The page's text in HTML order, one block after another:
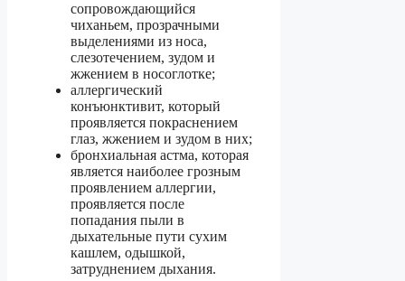
сопровождающийся
чиханьем, прозрачными
выделениями из носа,
слезотечением, зудом и
жжением в носоглотке;
аллергический
конъюнктивит, который
проявляется покраснением
глаз, жжением и зудом в них;
бронхиальная астма, которая
является наиболее грозным
проявлением аллергии,
проявляется после
попадания пыли в
дыхательные пути сухим
кашлем, одышкой,
затруднением дыхания.